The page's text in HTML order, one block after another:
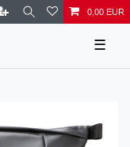
0,00 EUR
☰